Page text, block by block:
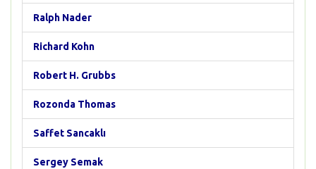
Ralph Nader
Richard Kohn
Robert H. Grubbs
Rozonda Thomas
Saffet Sancaklı
Sergey Semak